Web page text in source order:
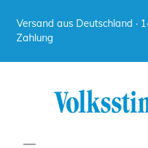
Versand aus Deutschland ·
Zahlung